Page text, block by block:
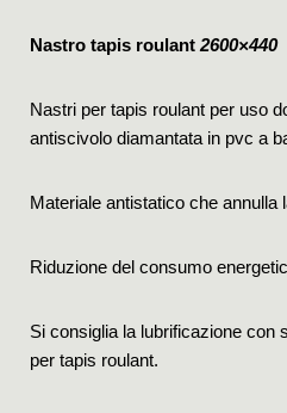
Nastro tapis roulant 2600×440
Nastri per tapis roulant per uso
antiscivolo diamantata in pvc a
Materiale antistatico che annulla
Riduzione del consumo
Si consiglia la lubrificazione con
per tapis roulant.